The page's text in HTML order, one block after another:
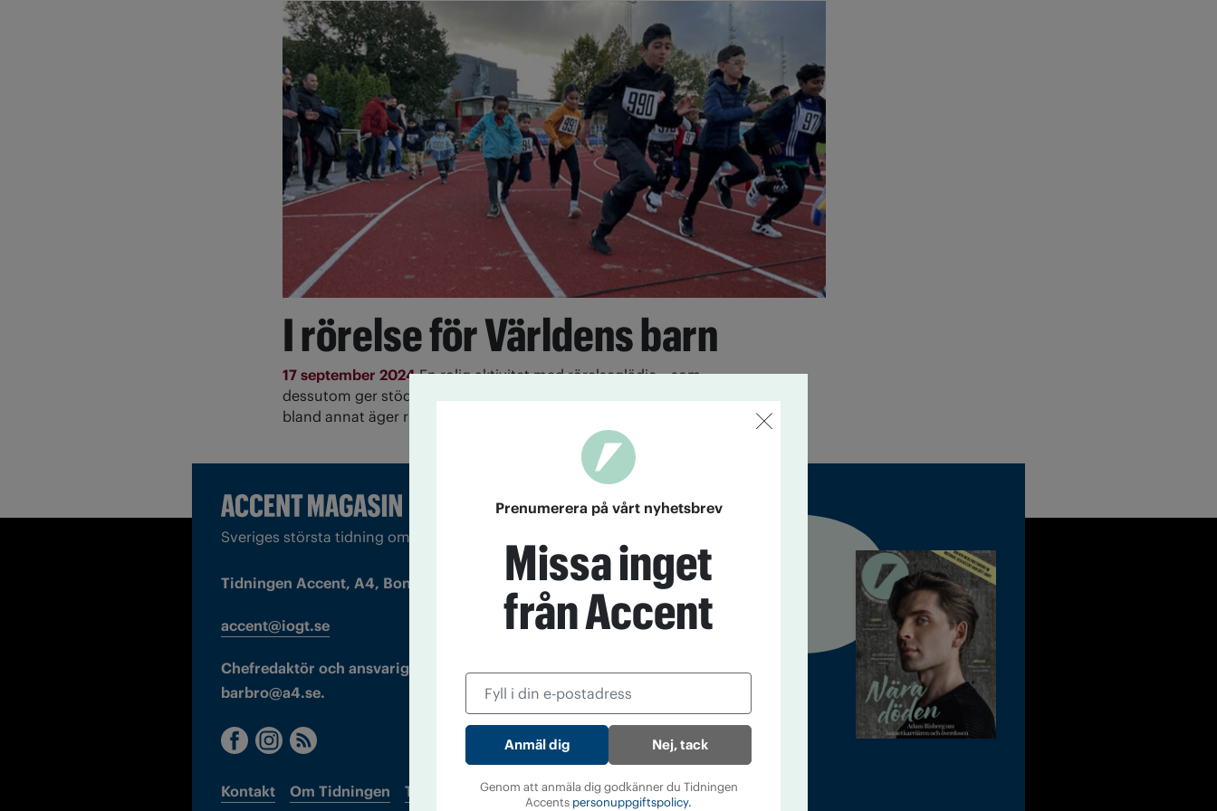
I rörelse för Världens barn
17 september 2024En rolig aktivitet med rörelseglädje – som
dessutom ger stöd till Världens barn. Det är målet för Junisloppet, som
bland annat äger rum i Tierp.
Sveriges största tidning om droger och nykterhet
Tidningen Accent, A4, Bondegatan 21, 116 33 Stockholm
accent@iogt.se
Chefredaktör och ansvarig utgivare: Barbro Janson Lundkvist,
barbro@a4.se.
Kontakt Om Tidningen Tidningsarkiv In English
Prenumerera på vårt nyhetsbrev
Missa inget
från Accent
Nej, tack
Genom att anmäla dig godkänner du Tidningen
Accents personuppgiftspolicy.